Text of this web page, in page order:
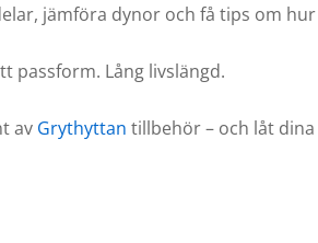
jämföra dynor och få tips om
passform. Lång livslängd.
av Grythyttan tillbehör – och låt